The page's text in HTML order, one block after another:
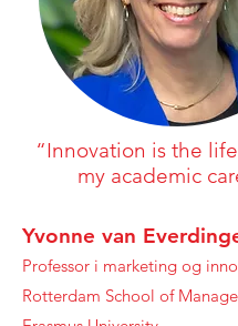
“Innovation is the
my academic
Yvonne van
Professor i marketing og
Rotterdam School of